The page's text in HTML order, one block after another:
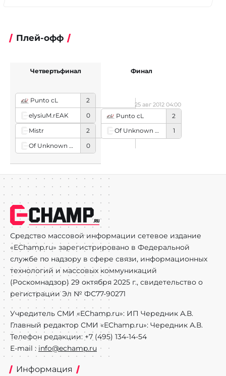
Плей-офф
Punto cL
2
elysiuM.rEAK
0
Mistr
2
Of Unknown Origin
0
Четвертьфинал
Punto cL
2
Of Unknown Origin
1
25 авг 2012 04:00
Финал
Средство массовой информации сетевое издание
«EChamp.ru» зарегистрировано в Федеральной
службе по надзору в сфере связи, информационных
технологий и массовых коммуникаций
(Роскомнадзор) 29 октября 2025 г., свидетельство о
регистрации Эл № ФС77-90271
Учредитель СМИ «EChamp.ru»: ИП Чередник А.В.
Главный редактор СМИ «EChamp.ru»: Чередник А.В.
Телефон редакции: +7 (495) 134-14-54
E-mail : info@echamp.ru
Информация